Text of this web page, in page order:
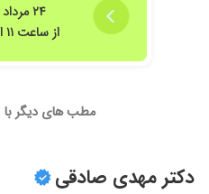
۲۴ مرداد (شنبه)
از ساعت ۱۱ الی ۱۴:۰۵
مطب های دیگر با
دکتر مهدی صادقی